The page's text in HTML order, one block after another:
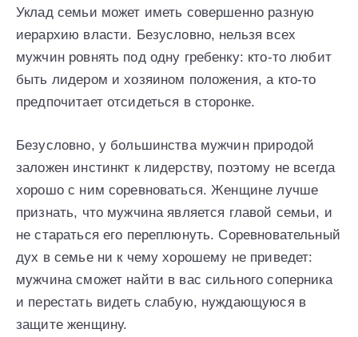
Уклад семьи может иметь совершенно разную
иерархию власти. Безусловно, нельзя всех
мужчин ровнять под одну гребенку: кто-то любит
быть лидером и хозяином положения, а кто-то
предпочитает отсидеться в сторонке.
Безусловно, у большинства мужчин природой
заложен инстинкт к лидерству, поэтому не всегда
хорошо с ним соревноваться. Женщине лучше
признать, что мужчина является главой семьи, и
не стараться его переплюнуть. Соревновательный
дух в семье ни к чему хорошему не приведет:
мужчина сможет найти в вас сильного соперника
и перестать видеть слабую, нуждающуюся в
защите женщину.